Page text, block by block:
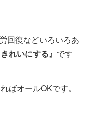
回復などいろいろあ
れいにする』 です
ばオールOKです。